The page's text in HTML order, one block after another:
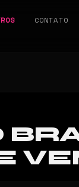
CONTATO